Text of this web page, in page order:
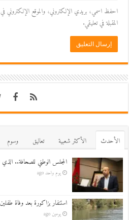
احفظ اسمي، بريدي الإلكتروني، والموقع الإلكتروني
المقبلة في تعليقي.
اﻷحدث اﻷكثر شعبية تعاليق
وسوم
المجلس الوطني للصحافة.. الذي
يوم واحد ago
استنفار بزاكورة بعد وفاة
يومين ago